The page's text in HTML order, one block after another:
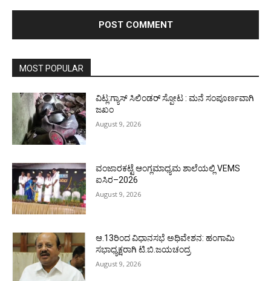
MOST POPULAR
ವಿಟ್ಲ:ಗ್ಯಾಸ್ ಸಿಲಿಂಡರ್ ಸ್ಪೋಟ : ಮನೆ ಸಂಪೂರ್ಣವಾಗಿ
ಜಖಂ
August 9, 2026
ವಂಜಾರಕಟ್ಟೆ ಆಂಗ್ಲಮಾಧ್ಯಮ ಶಾಲೆಯಲ್ಲಿ VEMS
ಐಸಿರ–2026
August 9, 2026
ಆ.13ರಿಂದ ವಿಧಾನಸಭೆ ಅಧಿವೇಶನ: ಹಂಗಾಮಿ
ಸಭಾಧ್ಯಕ್ಷರಾಗಿ ಟಿ.ಬಿ.ಜಯಚಂದ್ರ
August 9, 2026